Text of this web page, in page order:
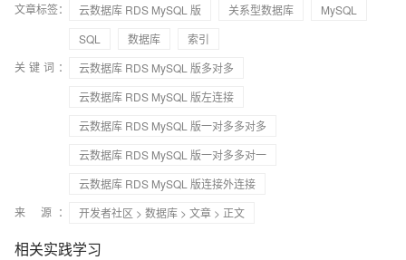
文章标签： 云数据库 RDS MySQL 版 关系型数据库
MySQL
SQL
数据库
索引
关键词：
云数据库 RDS MySQL 版多对多
云数据库 RDS MySQL 版左连接
云数据库 RDS MySQL 版一对多多对多
云数据库 RDS MySQL 版一对多多对一
云数据库 RDS MySQL 版连接外连接
来 源：
开发者社区 > 数据库 > 文章 > 正文
相关实践学习